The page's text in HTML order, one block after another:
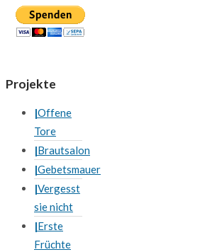
Projekte
Offene
Tore
Brautsalon
Gebetsmauer
Vergesst
sie nicht
Erste
Früchte